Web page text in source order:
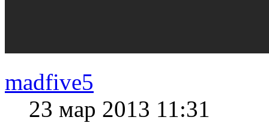
madfive5
23 мар 2013 11:31